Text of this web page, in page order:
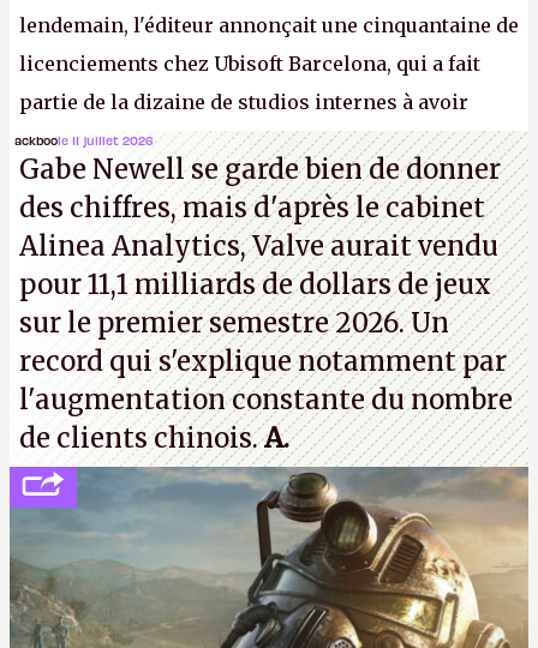
lendemain, l'éditeur annonçait une cinquantaine de
licenciements chez Ubisoft Barcelona, qui a fait
partie de la dizaine de studios internes à avoir
travaillé sur cetAssassin's Creedsous la direction
d'Ubisoft Singapour.A.
ackboole 11 juillet 2026
Gabe Newell se garde bien de donner
des chiffres, mais d'après le cabinet
Alinea Analytics, Valve aurait vendu
pour 11,1 milliards de dollars de jeux
sur le premier semestre 2026. Un
record qui s'explique notamment par
l'augmentation constante du nombre
de clients chinois.A.